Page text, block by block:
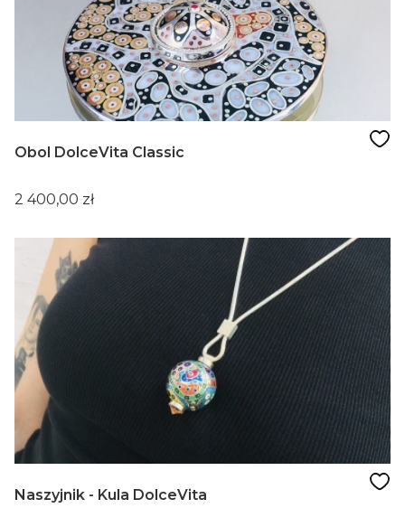
Obol DolceVita Classic
Cena
2 400,00 zł
Naszyjnik - Kula DolceVita